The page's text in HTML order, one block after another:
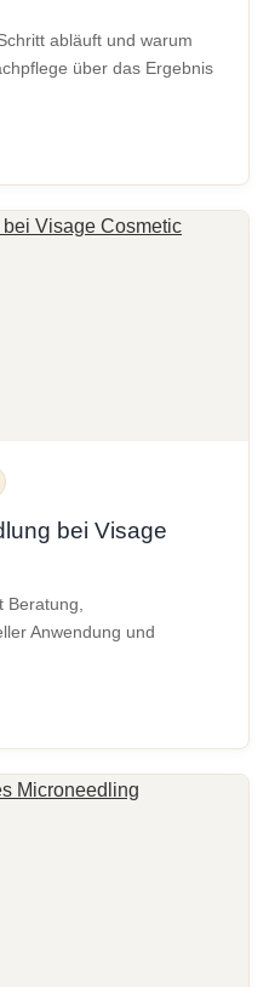
abläuft und warum
über das Ergebnis
bei Visage
Anwendung und